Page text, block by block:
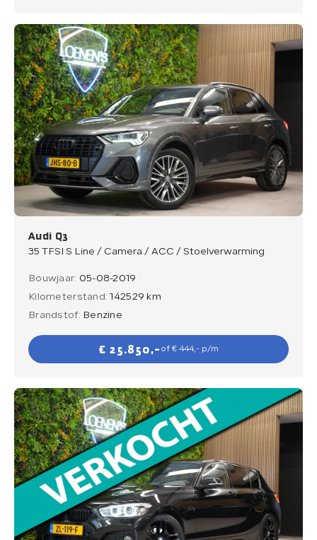
Audi Q3
35 TFSI S Line / Camera / ACC / Stoelverwarming
Bouwjaar: 05-08-2019
Kilometerstand:142529 km
Brandstof: Benzine
€ 25.850,- of € 444,- p/m